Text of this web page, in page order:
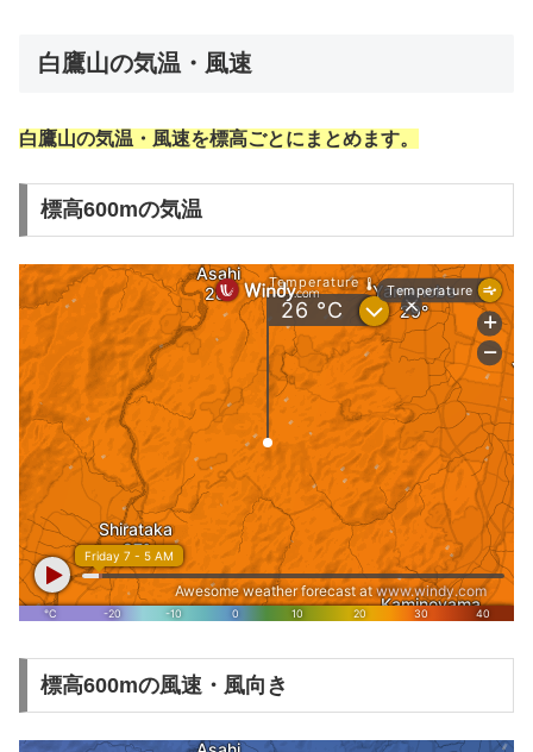
白鷹山の気温・風速
白鷹山の気温・風速を標高ごとにまとめます。
標高600mの気温
標高600mの風速・風向き